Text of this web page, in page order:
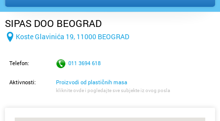
SIPAS DOO BEOGRAD
Koste Glavinića 19, 11000 BEOGRAD
Telefon: 011 3694 618
Aktivnosti: Proizvodi od plastičnih masa
kliknite ovde i pogledajte sve subjekte iz ovog posla